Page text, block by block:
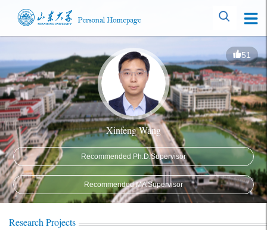
51
Xinfeng Wang
Recommended Ph.D.Supervisor
Recommended MA Supervisor
Research Projects